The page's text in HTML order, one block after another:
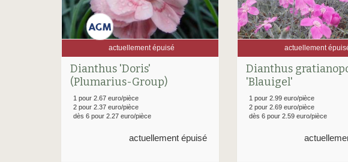
actuellement épuisé
Dianthus 'Doris'
(Plumarius-Group)
1 pour 2.67 euro/pièce
2 pour 2.37 euro/pièce
dès 6 pour 2.27 euro/pièce
actuellement épuisé
actuellement
Dianthus
'Blauigel'
1 pour 2.99 euro/pièce
2 pour 2.69 euro/pièce
dès 6 pour 2.59 euro/pièce